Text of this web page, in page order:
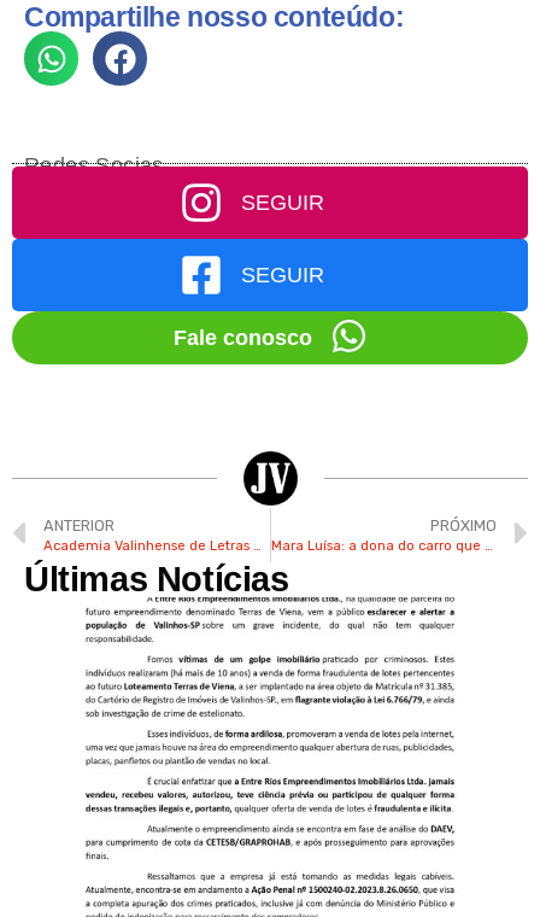
Compartilhe nosso conteúdo:
Redes Socias
SEGUIR
SEGUIR
Fale conosco
ANTERIOR
Academia Valinhense de Letras e Artes lança livro do “Concurso de Prosa e Poesia”
PRÓXIMO
Mara Luísa: a dona do carro que cantor Sorocaba trocou pneu
Últimas Notícias